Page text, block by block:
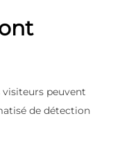
peuvent
de détection